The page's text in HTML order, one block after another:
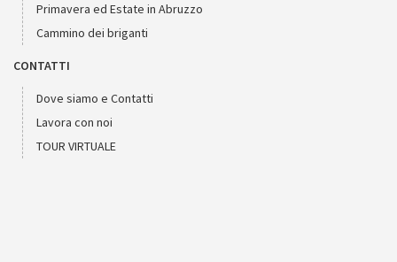
Primavera ed Estate in Abruzzo
Cammino dei briganti
CONTATTI
Dove siamo e Contatti
Lavora con noi
TOUR VIRTUALE